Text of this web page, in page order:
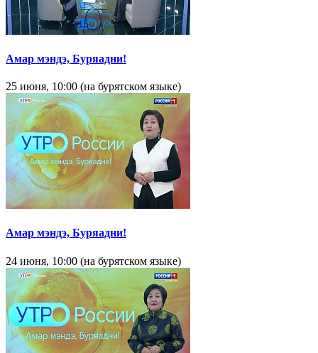
Амар мэндэ, Буряадни!
25 июня, 10:00 (на бурятском языке)
Амар мэндэ, Буряадни!
24 июня, 10:00 (на бурятском языке)